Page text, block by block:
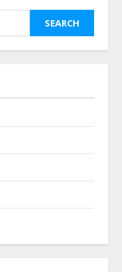
SEARCH